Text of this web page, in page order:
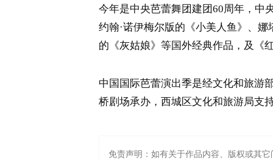
今年是中央芭蕾舞团建团60周年，中
约翰·诺伊梅尔版的《小美人鱼》、
的《灰姑娘》等国外经典作品，及《
中国国际芭蕾演出季是经文化和旅游
桥剧场承办，西城区文化和旅游局支
免责声明：如有关于作品内容、版权或其